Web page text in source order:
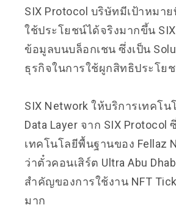
SIX Protocol บริษัทมีเป้าหมา
ใช้ประโยชน์ได้จริงมากขึ้น
ข้อมูลบนบล็อกเชน ซึ่งเป็น
ธุรกิจในการใช้ผูกสิทธิประโย
SIX Network ให้บริการเทคโน
Data Layer จาก SIX Protocol
เทคโนโลยีพื้นฐานของ Fellaz
ว่าตั๋วคอนเสิร์ต Ultra Abu
สำคัญของการใช้งาน NFT
มาก